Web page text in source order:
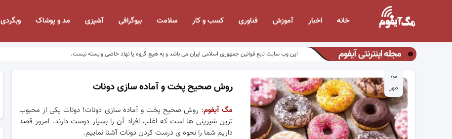
خانه اخبار آموزش فناوری کسب و کار سلامت بیوگرافی آشپزی مد و پوشاک وبگردی
مجله اینترنتی آیفوم این وب سایت تابع قوانین جمهوری اسلامی ایران می باشد و به هیچ گروه یا نهاد خاصی وابسته نیست.
۱۳
مهر
روش صحیح پخت و آماده سازی دونات
مگ آیفوم: روش صحیح پخت و آماده سازی دونات! دونات یکی از محبوب
ترین شیرینی ها است که اغلب افراد آن را بسیار دوست دارند. امروز قصد
داریم شما را نحوه ی درست کردن دونات آشنا نماییم.